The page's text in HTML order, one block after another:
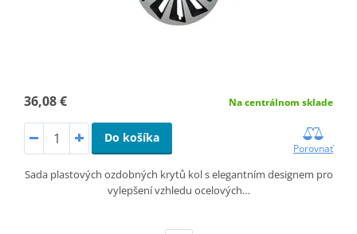
36,08 € Na centrálnom sklade
Do košíka
Porovnať
Sada plastových ozdobných krytů kol s elegantním designem pro
vylepšení vzhledu ocelových…